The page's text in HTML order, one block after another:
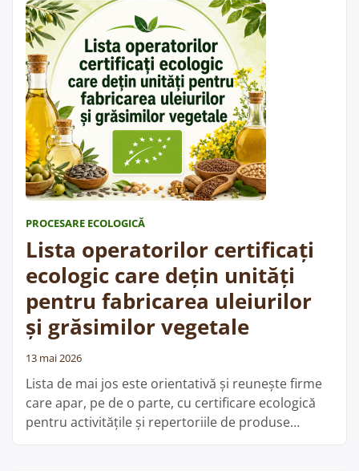
categoria fabricarea vinurilor din struguri. Din
aceste date nu rezultă …Cite;te mai departe
struguri”
PROCESARE ECOLOGICĂ
Lista operatorilor certificați
ecologic care dețin unități
pentru fabricarea uleiurilor
și grăsimilor vegetale
13 mai 2026
Lista de mai jos este orientativă și reunește firme
care apar, pe de o parte, cu certificare ecologică
pentru activitățile și repertoriile de produse